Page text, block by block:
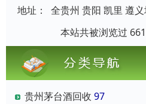
地址：
全贵州 贵阳 凯里 遵
本站共被浏览过
贵州茅台酒回收 97